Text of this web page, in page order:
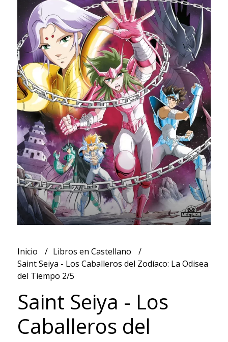
Inicio
Libros en Castellano
Saint Seiya - Los Caballeros del Zodíaco: La Odisea
del Tiempo 2/5
Saint Seiya - Los
Caballeros del